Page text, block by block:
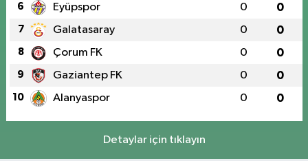
6 Eyüpspor 0 0
7 Galatasaray 0 0
8 Çorum FK 0 0
9 Gaziantep FK 0 0
10 Alanyaspor 0 0
Detaylar için tıklayın